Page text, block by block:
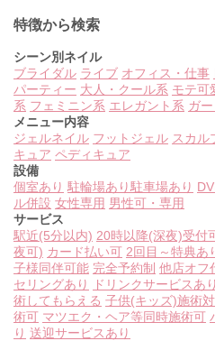
特徴から検索
シーン別ネイル
ブライダル ライブ オフィス・仕事
パーティー 大人・クール系 モテ可
系 フェミニン系 エレガント系 ガ
メニュー内容
ジェルネイル フットジェル スカル
キュア ペディキュア
設備
個室あり 駐輪場あり駐車場あり
ル併設 女性専用 男性可・専用
サービス
駅近(5分以内) 20時以降(深夜)受付
夜可) カード払い可 2回目～特典あ
子様同伴可能 完全予約制 他店オフ
セリングあり
ドリンクサービスあり
術してもらえる 子供(キッズ)施術
術可 マツエク・ヘア等同時施術可
り 送迎サービスあり